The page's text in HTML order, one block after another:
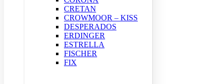
CRETAN
CROWMOOR – KISS
DESPERADOS
ERDINGER
ESTRELLA
FISCHER
FIX